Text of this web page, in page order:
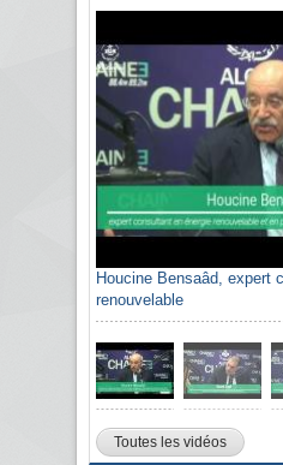
Houcine Bensaâd, expert
renouvelable
Toutes les vidéos